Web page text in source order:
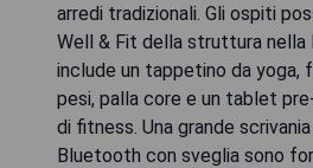
arredi tradizionali. Gli ospiti
Well & Fit della struttura nella
include un tappetino da yoga,
pesi, palla core e un tablet
di fitness. Una grande
Bluetooth con sveglia sono